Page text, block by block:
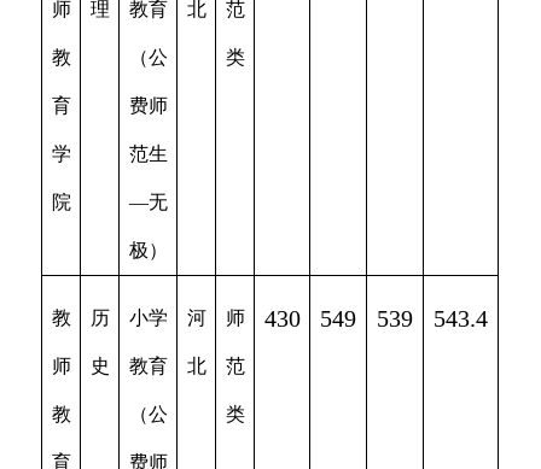
师
教
育
学
院
理 教育
（公
费师
范生
—无
极）
北 范
类
教
师
教
育
历
史
小学
教育
（公
费师
河
北
师
范
类
430 549 539 543.4